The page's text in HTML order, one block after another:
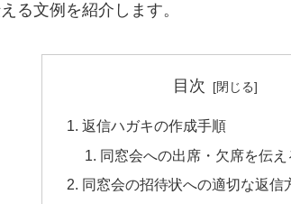
る文例を紹介します。
目次
返信ハガキの作成手順
同窓会への出席・欠席を伝え
同窓会の招待状への適切な返信